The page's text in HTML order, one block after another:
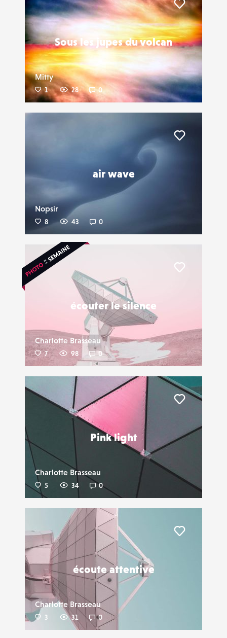
Sous les jupes du volcan
Mitty
1 28 0
Liker
air wave
Nopsir
8 43 0
écouter le silence
Charlotte Brasseau
7 98 0
Pink light
Charlotte Brasseau
5 34 0
Liker
écoute attentive
Charlotte Brasseau
3 31 0